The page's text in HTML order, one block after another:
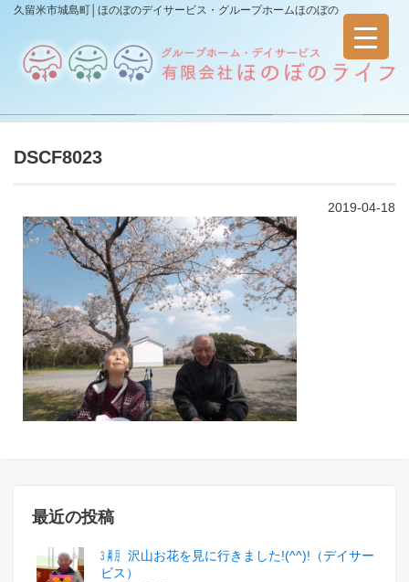
久留米市城島町│ほのぼのデイサービス・グループホームほのぼの
DSCF8023
2019-04-18
最近の投稿
㋂㋃、沢山お花を見に行きました!(^^)!（デイサー
ビス）